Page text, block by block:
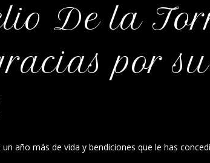
De la
por su
año más de vida y bendiciones que le has